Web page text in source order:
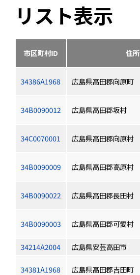
リスト表示
市区町村ID 住所
34386A1968 広島県高田郡向原町
34B0090012 広島県高田郡坂村
34C0070001 広島県高田郡向原村
34B0090009 広島県高田郡高原村
34B0090022 広島県高田郡長田村
34B0090003 広島県高田郡可愛村
34214A2004 広島県安芸高田市
34381A1968 広島県高田郡吉田町